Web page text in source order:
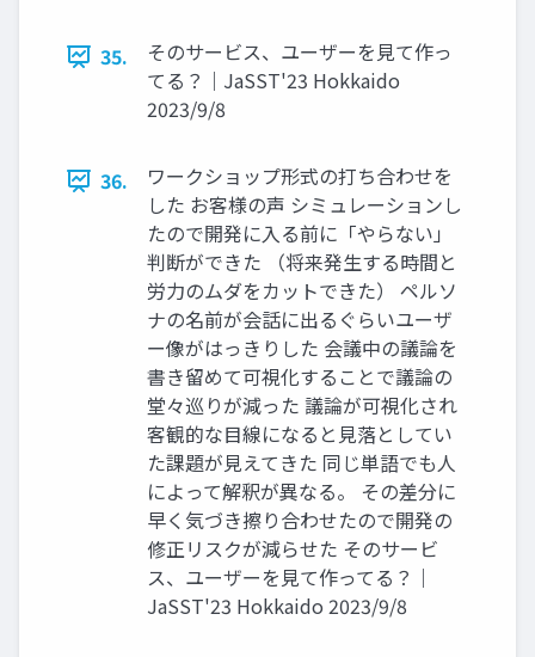
35.
そのサービス、ユーザーを見て作っ
てる？｜JaSST'23 Hokkaido
2023/9/8
36.
ワークショップ形式の打ち合わせを
した お客様の声 シミュレーションし
たので開発に入る前に「やらない」
判断ができた （将来発生する時間と
労力のムダをカットできた） ペルソ
ナの名前が会話に出るぐらいユーザ
ー像がはっきりした 会議中の議論を
書き留めて可視化することで議論の
堂々巡りが減った 議論が可視化され
客観的な目線になると見落としてい
た課題が見えてきた 同じ単語でも人
によって解釈が異なる。 その差分に
早く気づき擦り合わせたので開発の
修正リスクが減らせた そのサービ
ス、ユーザーを見て作ってる？｜
JaSST'23 Hokkaido 2023/9/8